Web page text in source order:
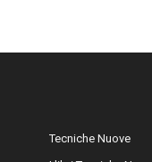
Tecniche Nuove